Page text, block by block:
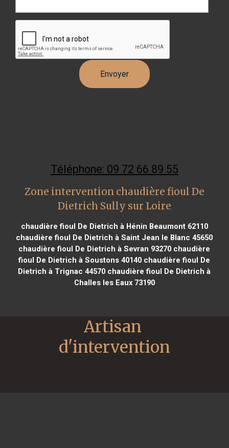
Téléphone: 09 72 66 89 55
Zone intervention chaudière fioul De
Dietrich Sully sur Loire
chaudière fioul De Dietrich à Hénin Beaumont 62110
chaudière fioul De Dietrich à Saint Jean le Blanc 45650
chaudière fioul De Dietrich à Sevran 93270 chaudière
fioul De Dietrich à Soustons 40140 chaudière fioul De
Dietrich à Trignac 44570 chaudière fioul De Dietrich à
Challes les Eaux 73190
Artisan
d'intervention